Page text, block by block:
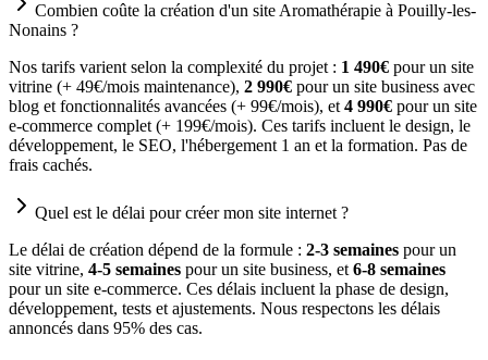
Combien coûte la création d'un site Aromathérapie à Pouilly-les-
Nonains ?
Nos tarifs varient selon la complexité du projet : 1 490€ pour un site
vitrine (+ 49€/mois maintenance), 2 990€ pour un site business avec
blog et fonctionnalités avancées (+ 99€/mois), et 4 990€ pour un site
e-commerce complet (+ 199€/mois). Ces tarifs incluent le design, le
développement, le SEO, l'hébergement 1 an et la formation. Pas de
frais cachés.
Quel est le délai pour créer mon site internet ?
Le délai de création dépend de la formule : 2-3 semaines pour un
site vitrine, 4-5 semaines pour un site business, et 6-8 semaines
pour un site e-commerce. Ces délais incluent la phase de design,
développement, tests et ajustements. Nous respectons les délais
annoncés dans 95% des cas.